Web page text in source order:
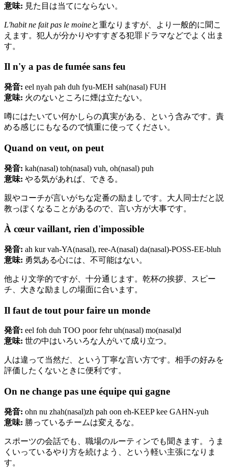
意味: 見た目は当てにならない。
L'habit ne fait pas le moineと重なりますが、より一般的に聞こ
えます。犯人が分かりやすすぎる犯罪ドラマなどでよく出ま
す。
Il n'y a pas de fumée sans feu
発音: eel nyah pah duh fyu-MEH sah(nasal) FUH
意味: 火のないところに煙は立たない。
噂にはたいてい何かしらの真実がある、という含みです。責
める感じにもなるので慎重に使ってください。
Quand on veut, on peut
発音: kah(nasal) toh(nasal) vuh, oh(nasal) puh
意味: やる気があれば、できる。
親やコーチが言いがちな定番の励ましです。大人同士だと説
教っぽくなることがあるので、言い方が大事です。
À cœur vaillant, rien d'impossible
発音: ah kur vah-YA(nasal), ree-A(nasal) da(nasal)-POSS-EE-bluh
意味: 勇気ある心には、不可能はない。
他より文学的ですが、十分通じます。乾杯の挨拶、スピー
チ、大きな励ましの場面に合います。
Il faut de tout pour faire un monde
発音: eel foh duh TOO poor fehr uh(nasal) mo(nasal)d
意味: 世の中はいろいろな人がいて成り立つ。
人は違って当然だ、という丁寧な言い方です。相手の好みを
評価したくないときに便利です。
On ne change pas une équipe qui gagne
発音: ohn nu zhah(nasal)zh pah oon eh-KEEP kee GAHN-yuh
意味: 勝っているチームは変えるな。
スポーツの会話でも、職場のルーティンでも聞きます。うま
くいっているやり方を続けよう、という軽い主張になりま
す。